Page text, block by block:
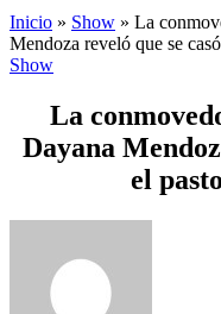
Inicio » Show » La
Mendoza reveló que se
Show
La
Dayana
el